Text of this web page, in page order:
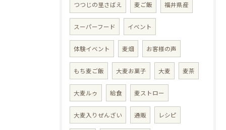
つつじの里さばえ 麦ご飯 福井県産
スーパーフード イベント
体験イベント 麦畑 お客様の声
もち麦ご飯 大麦お菓子 大麦 麦茶
大麦ルゥ 給食 麦ストロー
大麦入りぜんざい 通販 レシピ